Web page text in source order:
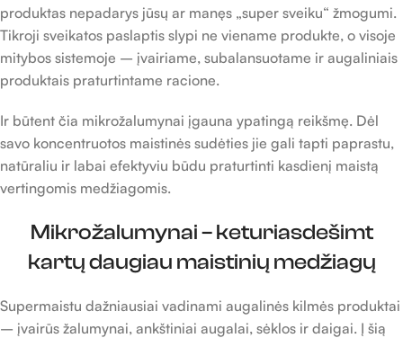
produktas nepadarys jūsų ar manęs „super sveiku“ žmogumi.
Tikroji sveikatos paslaptis slypi ne viename produkte, o visoje
mitybos sistemoje – įvairiame, subalansuotame ir augaliniais
produktais praturtintame racione.
Ir būtent čia mikrožalumynai įgauna ypatingą reikšmę. Dėl
savo koncentruotos maistinės sudėties jie gali tapti paprastu,
natūraliu ir labai efektyviu būdu praturtinti kasdienį maistą
vertingomis medžiagomis.
Mikrožalumynai – keturiasdešimt
kartų daugiau maistinių medžiagų
Supermaistu dažniausiai vadinami augalinės kilmės produktai
– įvairūs žalumynai, ankštiniai augalai, sėklos ir daigai. Į šią